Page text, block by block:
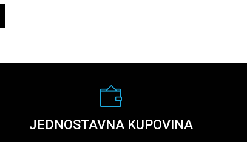
JEDNOSTAVNA KUPOVINA